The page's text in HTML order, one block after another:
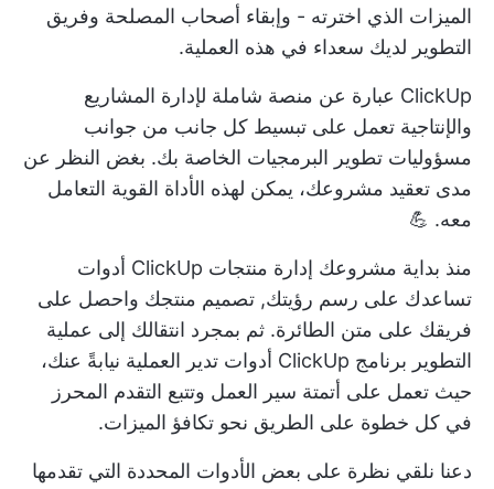
الميزات الذي اخترته - وإبقاء أصحاب المصلحة وفريق
التطوير لديك سعداء في هذه العملية.
ClickUp عبارة عن منصة شاملة لإدارة المشاريع
والإنتاجية تعمل على تبسيط كل جانب من جوانب
مسؤوليات تطوير البرمجيات الخاصة بك. بغض النظر عن
مدى تعقيد مشروعك، يمكن لهذه الأداة القوية التعامل
معه. 💪
منذ بداية مشروعك إدارة منتجات ClickUp
أدوات
تساعدك على رسم رؤيتك, تصميم منتجك واحصل على
فريقك على متن الطائرة. ثم بمجرد انتقالك إلى عملية
التطوير برنامج ClickUp
أدوات تدير العملية نيابةً عنك،
حيث تعمل على أتمتة سير العمل وتتبع التقدم المحرز
في كل خطوة على الطريق نحو تكافؤ الميزات.
دعنا نلقي نظرة على بعض الأدوات المحددة التي تقدمها